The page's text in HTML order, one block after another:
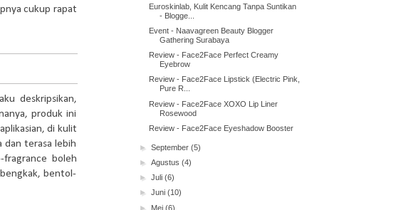
cukup rapat
deskripsikan,
produk ini
di kulit
dan terasa lebih
boleh
bentol-
Euroskinlab, Kulit Kencang Tanpa Suntikan
- Blogge...
Event - Naavagreen Beauty Blogger
Gathering Surabaya
Review - Face2Face Perfect Creamy
Eyebrow
Review - Face2Face Lipstick (Electric Pink,
Pure R...
Review - Face2Face XOXO Lip Liner
Rosewood
Review - Face2Face Eyeshadow Booster
► September (5)
► Agustus (4)
► Juli (6)
► Juni (10)
►
Mei (6)